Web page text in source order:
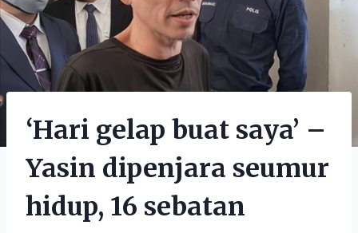
‘Hari gelap buat saya’ –
Yasin dipenjara seumur
hidup, 16 sebatan